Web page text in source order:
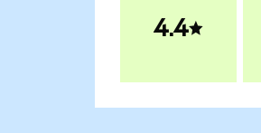
4.4